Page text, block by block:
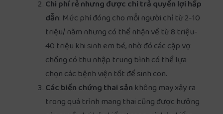
Chi phí rẻ nhưng được chi trả quyền lợi hấp
dẫn: Mức phí đóng cho mỗi người chỉ từ 2-10
triệu/ năm nhưng có thể nhận về từ 8 triệu-
40 triệu khi sinh em bé, nhờ đó các cặp vợ
chồng có thu nhập trung bình có thể lựa
chọn các bệnh viện tốt để sinh con.
Các biến chứng thai sảnkhông may xảy ra
trong quá trình mang thai cũng được hưởng